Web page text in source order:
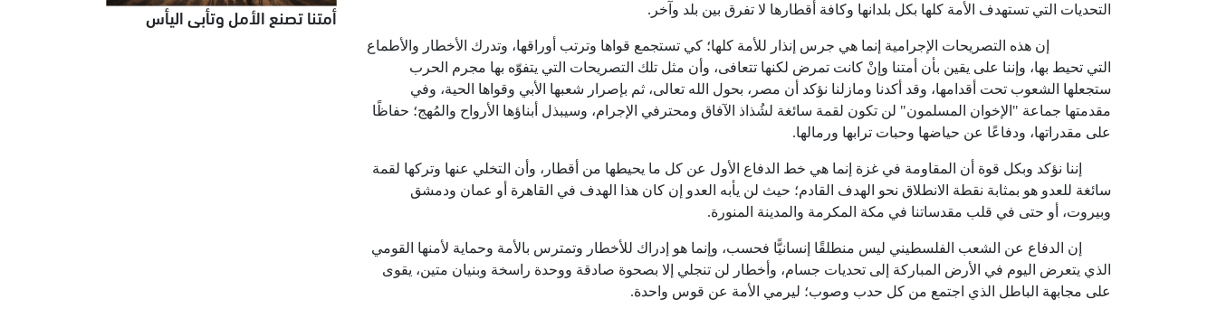
التحديات التي تستهدف الأمة كلها بكل بلدانها وكافة أقطارها لا تفرق بين بلد وآخر.
إن هذه التصريحات الإجرامية إنما هي جرس إنذار للأمة كلها؛ كي تستجمع قواها وترتب أوراقها، وتدرك الأخطار والأطماع
التي تحيط بها، وإننا على يقين بأن أمتنا وإنْ كانت تمرض لكنها تتعافى، وأن مثل تلك التصريحات التي يتفوّه بها مجرم الحرب
ستجعلها الشعوب تحت أقدامها، وقد أكدنا ومازلنا نؤكد أن مصر، بحول الله تعالى، ثم بإصرار شعبها الأبي وقواها الحية، وفي
مقدمتها جماعة "الإخوان المسلمون" لن تكون لقمة سائغة لشُذاذ الآفاق ومحترفي الإجرام، وسيبذل أبناؤها الأرواح والمُهج؛ حفاظًا
على مقدراتها، ودفاعًا عن حياضها وحبات ترابها ورمالها.
إننا نؤكد وبكل قوة أن المقاومة في غزة إنما هي خط الدفاع الأول عن كل ما يحيطها من أقطار، وأن التخلي عنها وتركها لقمة
سائغة للعدو هو بمثابة نقطة الانطلاق نحو الهدف القادم؛ حيث لن يأبه العدو إن كان هذا الهدف في القاهرة أو عمان ودمشق
وبيروت، أو حتى في قلب مقدساتنا في مكة المكرمة والمدينة المنورة.
إن الدفاع عن الشعب الفلسطيني ليس منطلقًا إنسانيًّا فحسب، وإنما هو إدراك للأخطار وتمترس بالأمة وحماية لأمنها القومي
الذي يتعرض اليوم في الأرض المباركة إلى تحديات جسام، وأخطار لن تنجلي إلا بصحوة صادقة ووحدة راسخة وبنيان متين، يقوى
على مجابهة الباطل الذي اجتمع من كل حدب وصوب؛ ليرمي الأمة عن قوس واحدة.
أمتنا تصنع الأمل وتأبى اليأس